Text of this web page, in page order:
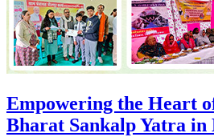
Empowering the Heart
Bharat Sankalp Yatra in